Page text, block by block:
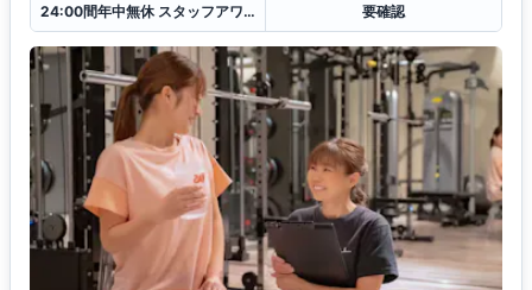
24:00間年中無休 スタッフアワー(11:00〜22:00)
要確認